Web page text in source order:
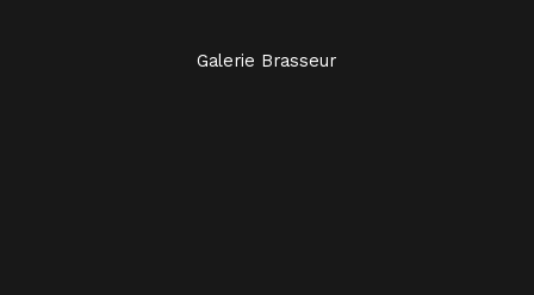
Galerie Brasseur